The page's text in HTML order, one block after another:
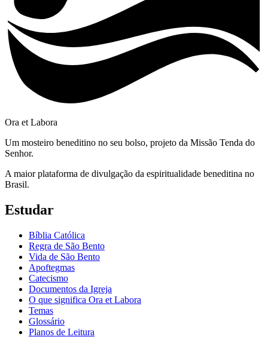
Ora et Labora
Um mosteiro beneditino no seu bolso, projeto da Missão Tenda do
Senhor.
A maior plataforma de divulgação da espiritualidade beneditina no
Brasil.
Estudar
Bíblia Católica
Regra de São Bento
Vida de São Bento
Apoftegmas
Catecismo
Documentos da Igreja
O que significa Ora et Labora
Temas
Glossário
Planos de Leitura